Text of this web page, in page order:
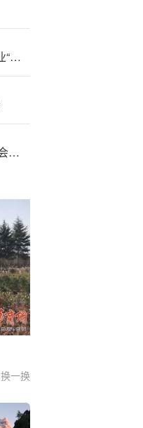
浦发银行!落地全球首单民营企业“玉兰债”投资业务
第?四届828 B2B企业节于数博会开幕，华为云携手伙伴共筑数智新生态
换一换